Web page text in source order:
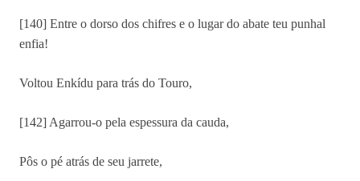
[140] Entre o dorso dos chifres e o lugar do abate teu punhal
enfia!
Voltou Enkídu para trás do Touro,
[142] Agarrou-o pela espessura da cauda,
Pôs o pé atrás de seu jarrete,